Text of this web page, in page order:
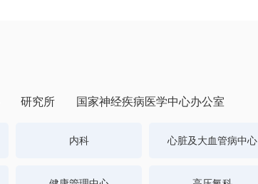
研究所 国家神经疾病医学中心办公室
内科 心脏及大血管病中心